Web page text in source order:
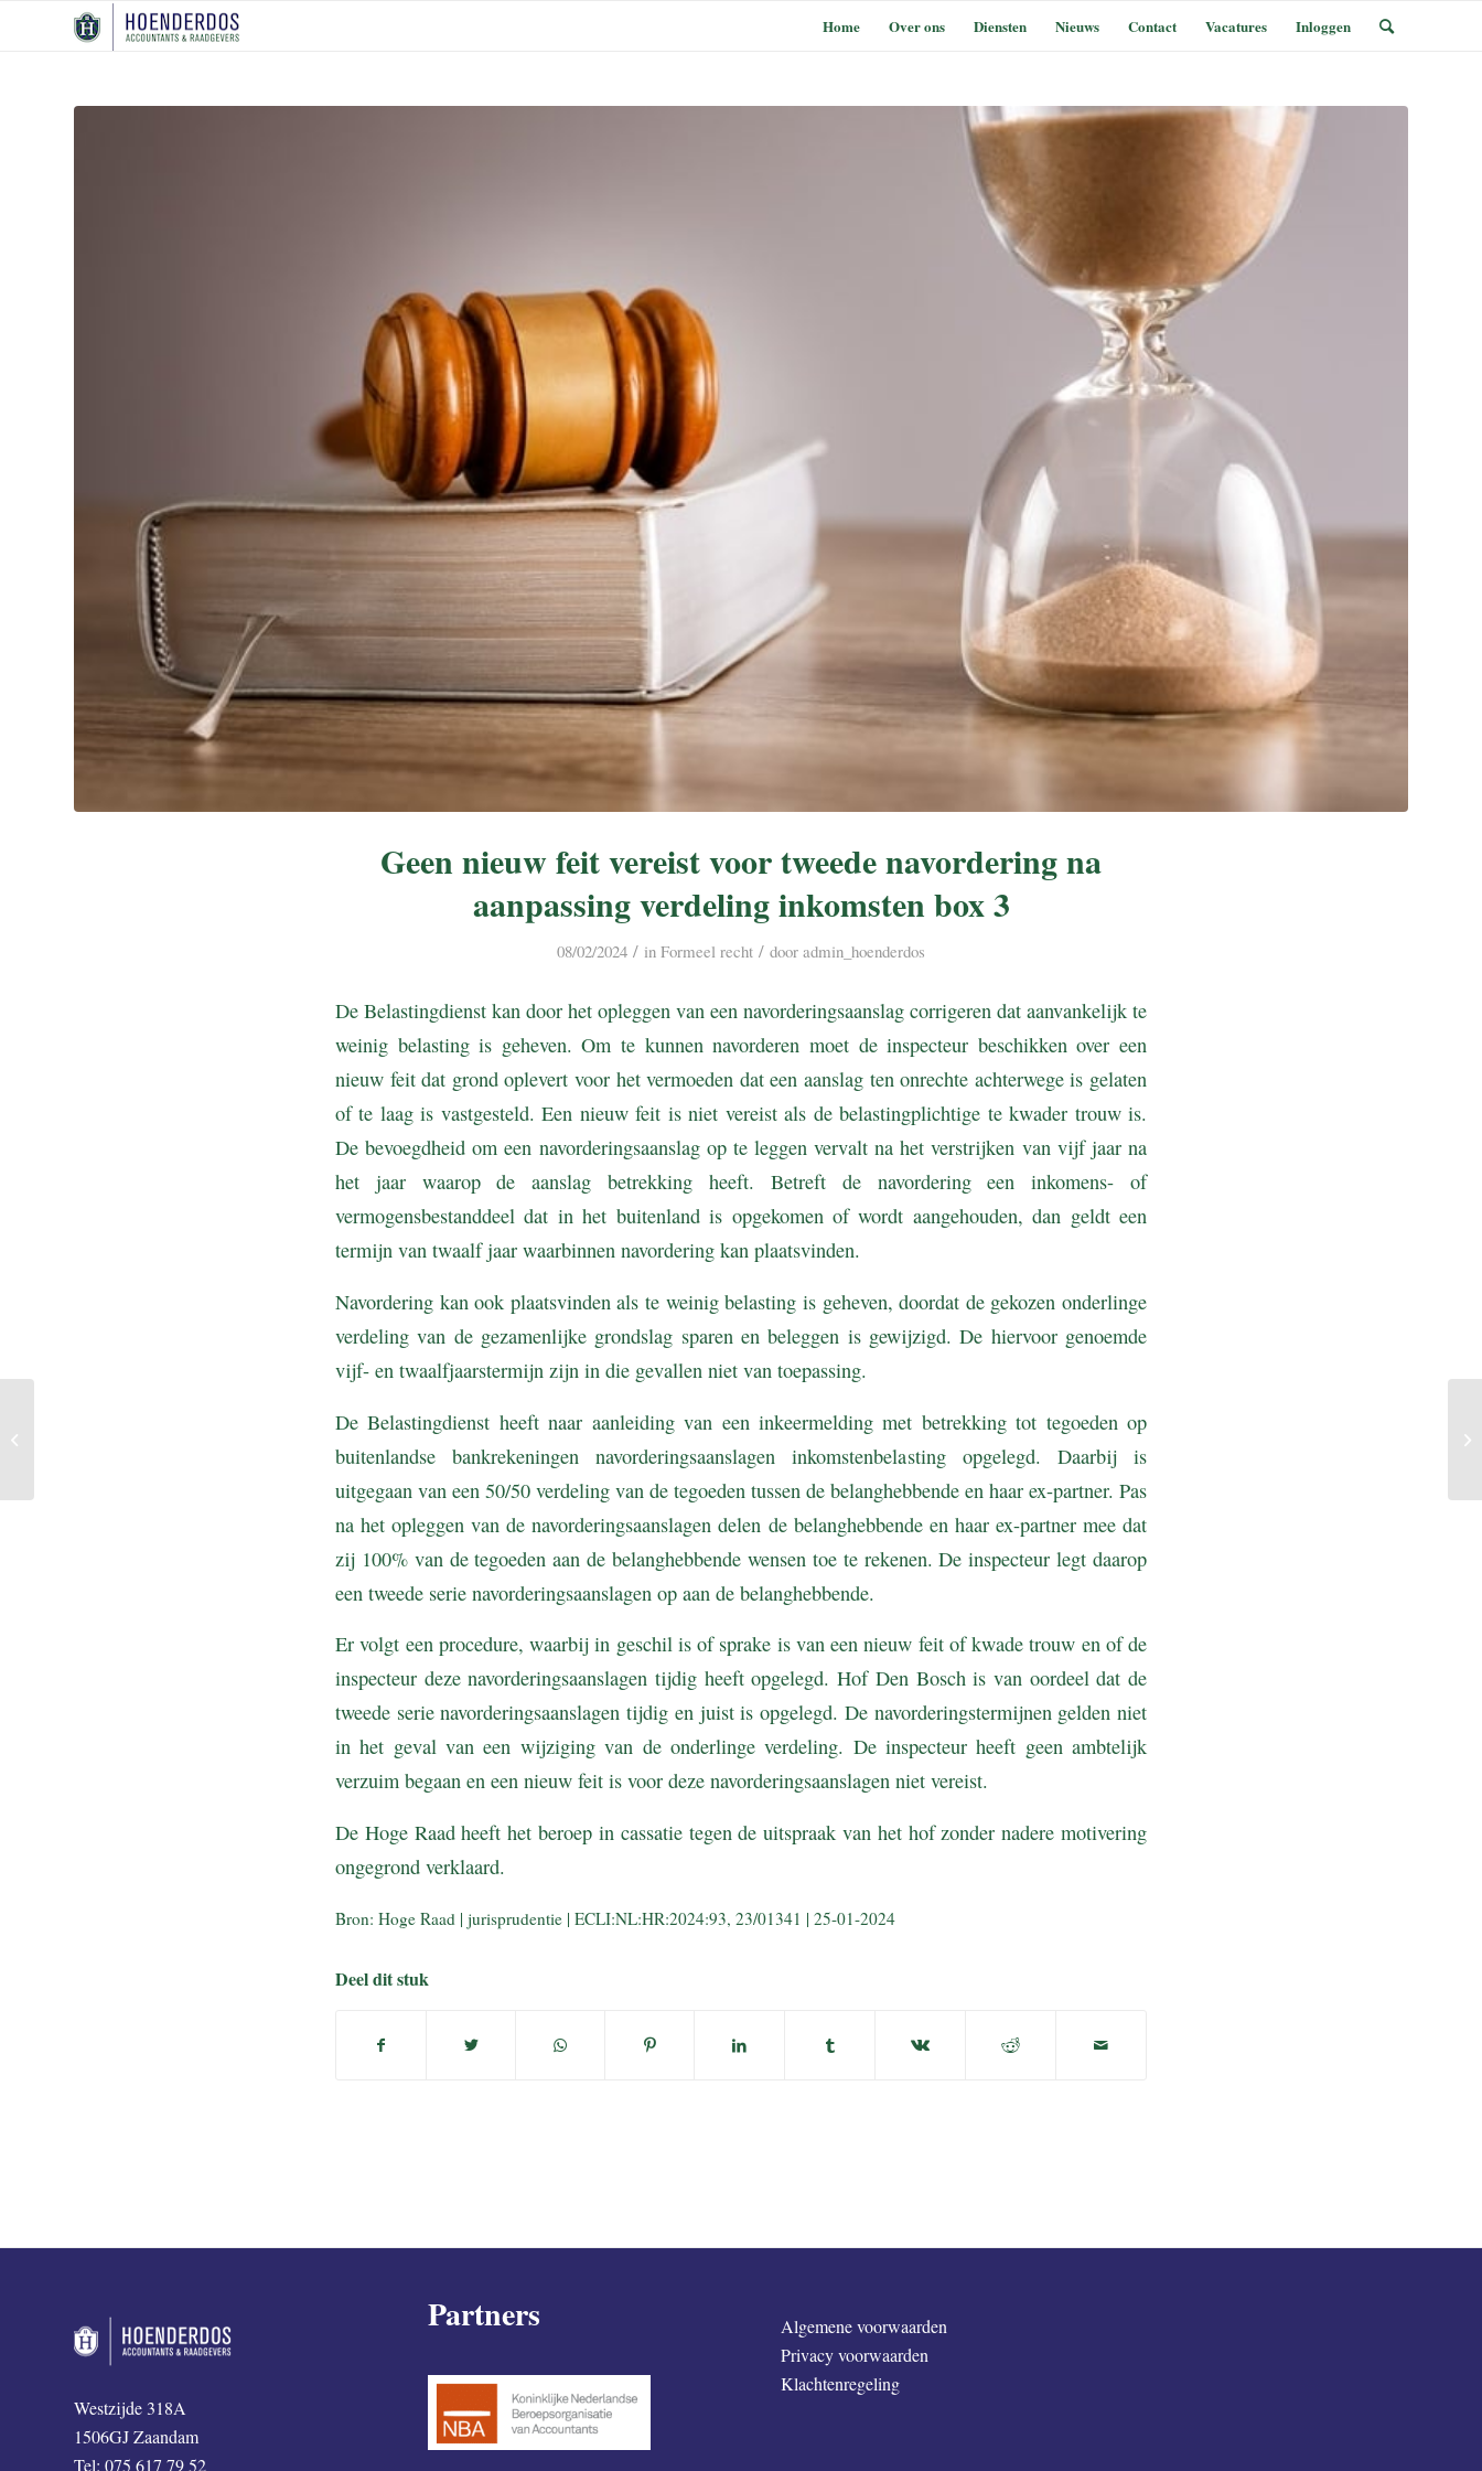
Home Over ons Diensten Nieuws Contact Vacatures Inloggen
Geen nieuw feit vereist voor tweede navordering na
aanpassing verdeling inkomsten box 3
08/02/2024 / in Formeel recht / door admin_hoenderdos
De Belastingdienst kan door het opleggen van een navorderingsaanslag corrigeren dat aanvankelijk te
weinig belasting is geheven. Om te kunnen navorderen moet de inspecteur beschikken over een
nieuw feit dat grond oplevert voor het vermoeden dat een aanslag ten onrechte achterwege is gelaten
of te laag is vastgesteld. Een nieuw feit is niet vereist als de belastingplichtige te kwader trouw is.
De bevoegdheid om een navorderingsaanslag op te leggen vervalt na het verstrijken van vijf jaar na
het jaar waarop de aanslag betrekking heeft. Betreft de navordering een inkomens- of
vermogensbestanddeel dat in het buitenland is opgekomen of wordt aangehouden, dan geldt een
termijn van twaalf jaar waarbinnen navordering kan plaatsvinden.
Navordering kan ook plaatsvinden als te weinig belasting is geheven, doordat de gekozen onderlinge
verdeling van de gezamenlijke grondslag sparen en beleggen is gewijzigd. De hiervoor genoemde
vijf- en twaalfjaarstermijn zijn in die gevallen niet van toepassing.
De Belastingdienst heeft naar aanleiding van een inkeermelding met betrekking tot tegoeden op
buitenlandse bankrekeningen navorderingsaanslagen inkomstenbelasting opgelegd. Daarbij is
uitgegaan van een 50/50 verdeling van de tegoeden tussen de belanghebbende en haar ex-partner. Pas
na het opleggen van de navorderingsaanslagen delen de belanghebbende en haar ex-partner mee dat
zij 100% van de tegoeden aan de belanghebbende wensen toe te rekenen. De inspecteur legt daarop
een tweede serie navorderingsaanslagen op aan de belanghebbende.
Er volgt een procedure, waarbij in geschil is of sprake is van een nieuw feit of kwade trouw en of de
inspecteur deze navorderingsaanslagen tijdig heeft opgelegd. Hof Den Bosch is van oordeel dat de
tweede serie navorderingsaanslagen tijdig en juist is opgelegd. De navorderingstermijnen gelden niet
in het geval van een wijziging van de onderlinge verdeling. De inspecteur heeft geen ambtelijk
verzuim begaan en een nieuw feit is voor deze navorderingsaanslagen niet vereist.
De Hoge Raad heeft het beroep in cassatie tegen de uitspraak van het hof zonder nadere motivering
ongegrond verklaard.
Bron: Hoge Raad | jurisprudentie | ECLI:NL:HR:2024:93, 23/01341 | 25-01-2024
Deel dit stuk
Westzijde 318A
1506GJ Zaandam
Tel: 075 617 79 52
Partners
Algemene voorwaarden
Privacy voorwaarden
Klachtenregeling